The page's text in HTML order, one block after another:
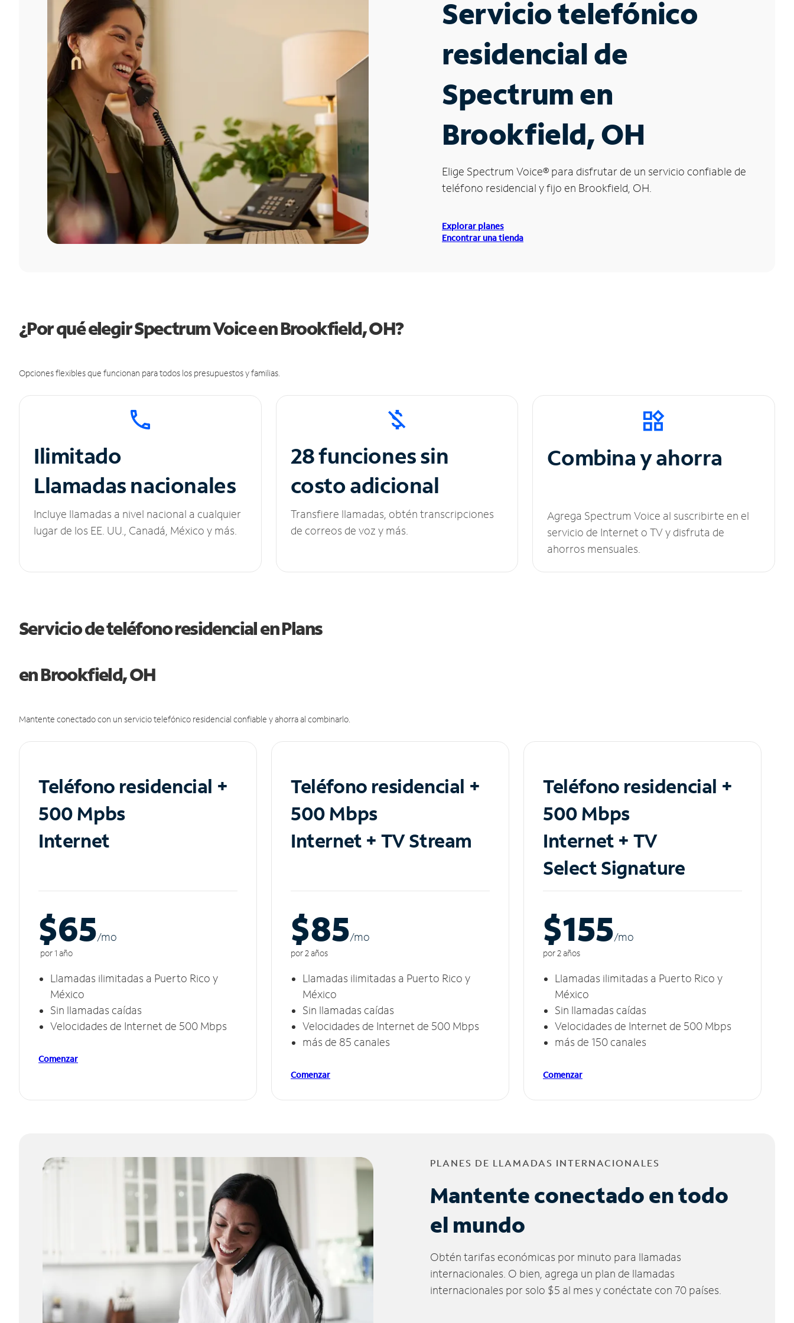
Servicio telefónico
residencial de
Spectrum en
Brookfield, OH
Elige Spectrum Voice® para disfrutar de un servicio confiable de
teléfono residencial y fijo en Brookfield, OH.
Explorar planes
Encontrar una tienda
¿Por qué elegir Spectrum Voice en Brookfield, OH?
Opciones flexibles que funcionan para todos los presupuestos y familias.
Ilimitado
Llamadas nacionales
Incluye llamadas a nivel nacional a cualquier
lugar de los EE. UU., Canadá, México y más.
28 funciones sin
costo adicional
Transfiere llamadas, obtén transcripciones
de correos de voz y más.
Combina y ahorra
Agrega Spectrum Voice al suscribirte en el
servicio de Internet o TV y disfruta de
ahorros mensuales.
Servicio de teléfono residencial en Plans
en Brookfield, OH
Mantente conectado con un servicio telefónico residencial confiable y ahorra al combinarlo.
Teléfono residencial +
500 Mpbs
Internet
$65/mo
por 1 año
Llamadas ilimitadas a Puerto Rico y
México
Sin llamadas caídas
Velocidades de Internet de 500 Mbps
Comenzar
Teléfono residencial +
500 Mbps
Internet + TV Stream
$85/mo
por 2 años
Llamadas ilimitadas a Puerto Rico y
México
Sin llamadas caídas
Velocidades de Internet de 500 Mbps
más de 85 canales
Comenzar
Teléfono residencial +
500 Mbps
Internet + TV
Select Signature
$155/mo
por 2 años
Llamadas ilimitadas a Puerto Rico y
México
Sin llamadas caídas
Velocidades de Internet de 500 Mbps
más de 150 canales
Comenzar
PLANES DE LLAMADAS INTERNACIONALES
Mantente conectado en todo
el mundo
Obtén tarifas económicas por minuto para llamadas
internacionales. O bien, agrega un plan de llamadas
internacionales por solo $5 al mes y conéctate con 70 países.